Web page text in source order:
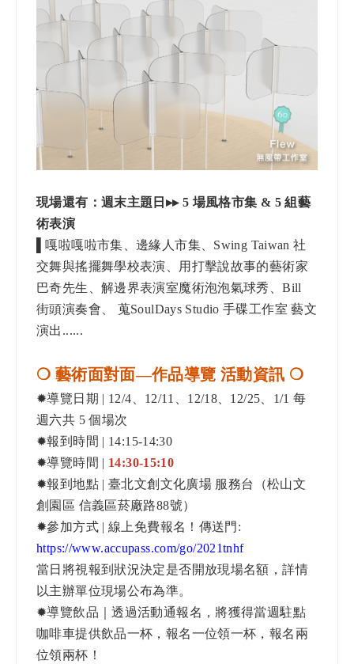
現場還有：週末主題日▸▸5 場風格市集 & 5 組藝
術表演
嘎啦嘎啦市集、邊緣人市集、Swing Taiwan 社
交舞與搖擺舞學校表演、用打擊說故事的藝術家
巴奇先生、解邊界表演室魔術泡泡氣球秀、Bill
街頭演奏會、 蒐SoulDays Studio 手碟工作室 藝文
演出......
❍ 藝術面對面—作品導覽 活動資訊 ❍
✹導覽日期 | 12/4、12/11、12/18、12/25、1/1 每
週六共 5 個場次
✹報到時間 | 14:15-14:30
✹導覽時間 | 14:30-15:10
✹報到地點 | 臺北文創文化廣場 服務台（松山文
創園區 信義區菸廠路88號）
✹參加方式 | 線上免費報名！傳送門:
https://www.accupass.com/go/2021tnhf
當日將視報到狀況決定是否開放現場名額，詳情
以主辦單位現場公布為準。
✹導覽飲品｜透過活動通報名，將獲得當週駐點
咖啡車提供飲品一杯，報名一位領一杯，報名兩
位領兩杯！